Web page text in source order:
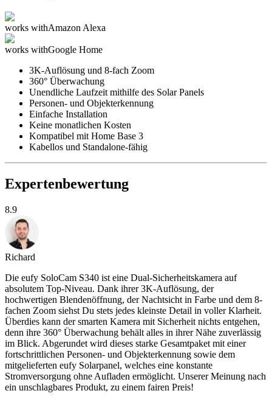
works withAmazon Alexa
works withGoogle Home
3K-Auflösung und 8-fach Zoom
360° Überwachung
Unendliche Laufzeit mithilfe des Solar Panels
Personen- und Objekterkennung
Einfache Installation
Keine monatlichen Kosten
Kompatibel mit Home Base 3
Kabellos und Standalone-fähig
Expertenbewertung
8.9
Richard
Die eufy SoloCam S340 ist eine Dual-Sicherheitskamera auf
absolutem Top-Niveau. Dank ihrer 3K-Auflösung, der
hochwertigen Blendenöffnung, der Nachtsicht in Farbe und dem 8-
fachen Zoom siehst Du stets jedes kleinste Detail in voller Klarheit.
Überdies kann der smarten Kamera mit Sicherheit nichts entgehen,
denn ihre 360° Überwachung behält alles in ihrer Nähe zuverlässig
im Blick. Abgerundet wird dieses starke Gesamtpaket mit einer
fortschrittlichen Personen- und Objekterkennung sowie dem
mitgelieferten eufy Solarpanel, welches eine konstante
Stromversorgung ohne Aufladen ermöglicht. Unserer Meinung nach
ein unschlagbares Produkt, zu einem fairen Preis!